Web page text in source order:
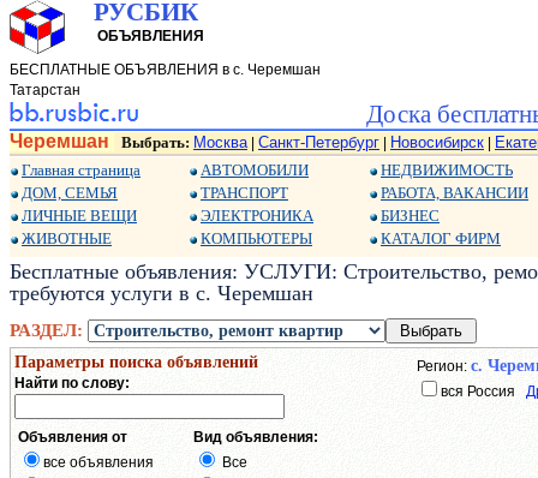
РУСБИК
ОБЪЯВЛЕНИЯ
БЕСПЛАТНЫЕ ОБЪЯВЛЕНИЯ в с. Черемшан
Татарстан
Доска
Черемшан Выбрать: Москва| Санкт-Петербург Новосибирск
Главная страница
ДОМ, СЕМЬЯ
ЛИЧНЫЕ ВЕЩИ
ЖИВОТНЫЕ
АВТОМОБИЛИ
ТРАНСПОРТ
ЭЛЕКТРОНИКА
КОМПЬЮТЕРЫ
НЕДВИЖИМОСТЬ
РАБОТА, ВАКАНСИИ
БИЗНЕС
КАТАЛОГ ФИРМ
Бесплатные объявления: УСЛУГИ: Строительство,
требуются услуги в с. Черемшан
РАЗДЕЛ:
Параметры поиска объявлений
Найти по слову:
Регион: с.
вся Россия
Объявления от
все объявления
Вид объявления:
Все